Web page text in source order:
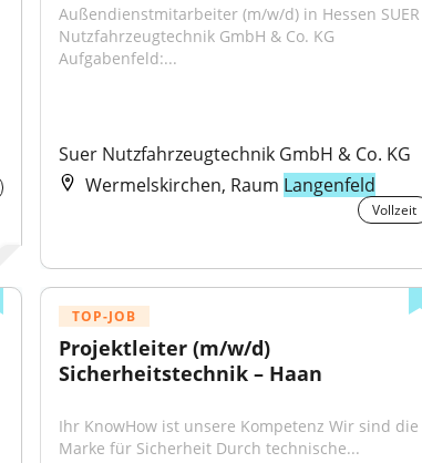
Außendienstmitarbeiter (m/w/d) in Hessen SUER
Nutzfahrzeugtechnik GmbH & Co. KG
Aufgabenfeld:...
Suer Nutzfahrzeugtechnik GmbH & Co. KG
Wermelskirchen, Raum Langenfeld
Vollzeit
TOP-JOB
Projektleiter (m/w/d)
Sicherheitstechnik – Haan
Ihr KnowHow ist unsere Kompetenz Wir sind die
Marke für Sicherheit Durch technische...